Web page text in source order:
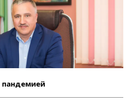
пандемией